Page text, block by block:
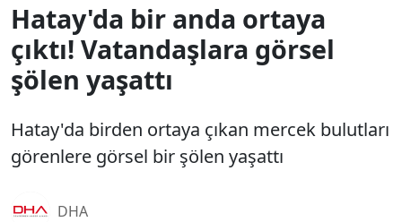
Hatay'da bir anda ortaya
çıktı! Vatandaşlara görsel
şölen yaşattı
Hatay'da birden ortaya çıkan mercek bulutları
görenlere görsel bir şölen yaşattı
DHA